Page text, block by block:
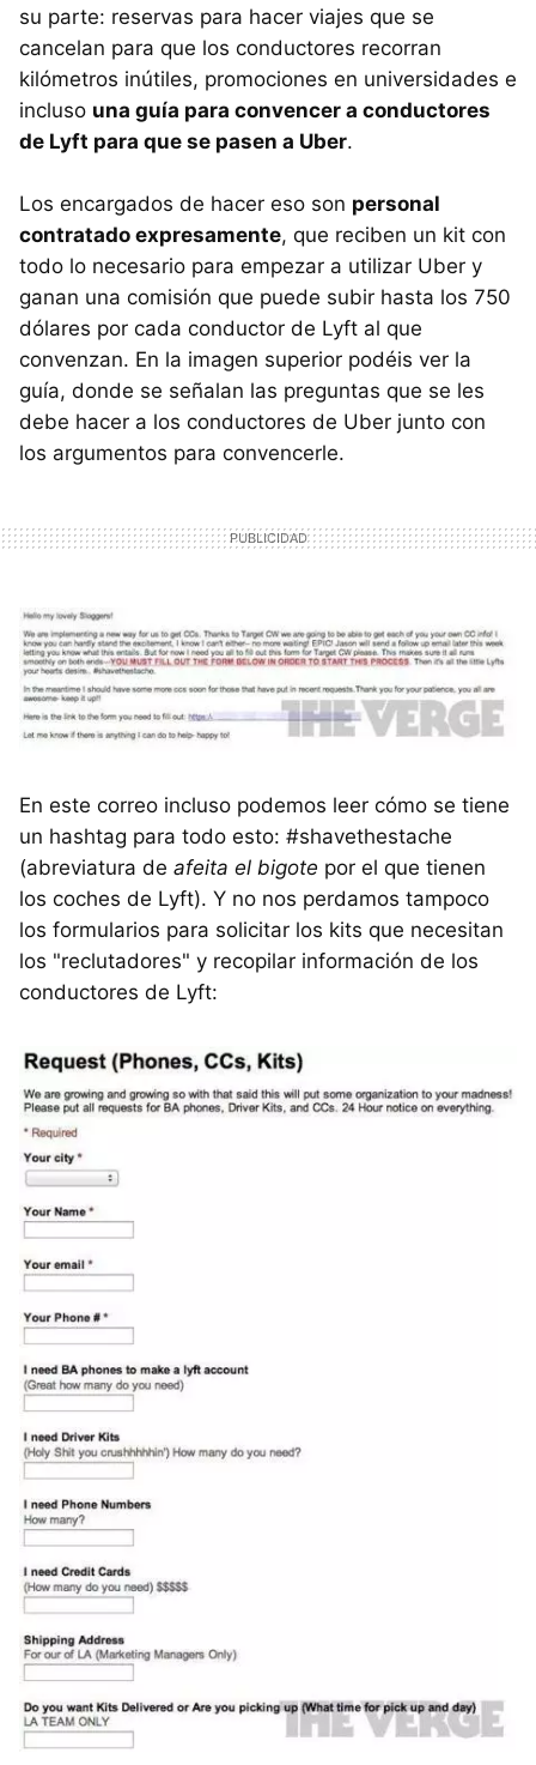
su parte: reservas para hacer viajes que se
cancelan para que los conductores recorran
kilómetros inútiles, promociones en universidades e
incluso una guía para convencer a conductores
de Lyft para que se pasen a Uber.
Los encargados de hacer eso son personal
contratado expresamente, que reciben un kit con
todo lo necesario para empezar a utilizar Uber y
ganan una comisión que puede subir hasta los 750
dólares por cada conductor de Lyft al que
convenzan. En la imagen superior podéis ver la
guía, donde se señalan las preguntas que se les
debe hacer a los conductores de Uber junto con
los argumentos para convencerle.
En este correo incluso podemos leer cómo se tiene
un hashtag para todo esto: #shavethestache
(abreviatura de afeita el bigote por el que tienen
los coches de Lyft). Y no nos perdamos tampoco
los formularios para solicitar los kits que necesitan
los "reclutadores" y recopilar información de los
conductores de Lyft: